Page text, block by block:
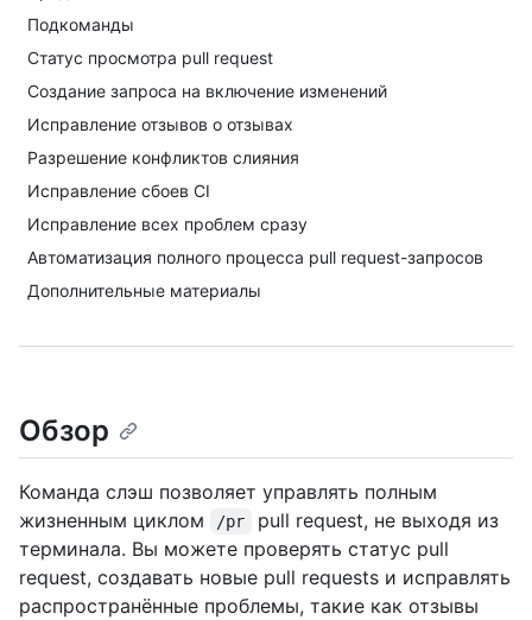
Подкоманды
Статус просмотра pull request
Создание запроса на включение изменений
Исправление отзывов о отзывах
Разрешение конфликтов слияния
Исправление сбоев CI
Исправление всех проблем сразу
Автоматизация полного процесса pull request-запросов
Дополнительные материалы
Обзор
Команда слэш позволяет управлять полным
жизненным циклом
/pr
pull request, не выходя из
терминала. Вы можете проверять статус pull
request, создавать новые pull requests и исправлять
распространённые проблемы, такие как отзывы